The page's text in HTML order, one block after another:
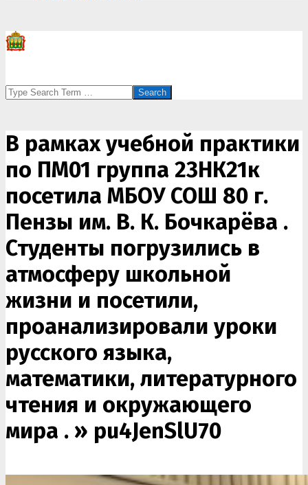
Search
В рамках учебной практики
по ПМ01 группа 23НК21к
посетила МБОУ СОШ 80 г.
Пензы им. В. К. Бочкарëва .
Студенты погрузились в
атмосферу школьной
жизни и посетили,
проанализировали уроки
русского языка,
математики, литературного
чтения и окружающего
мира . » pu4JenSlU70